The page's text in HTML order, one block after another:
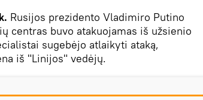
Rusijos prezidento Vladimiro Putino
centras buvo atakuojamas iš užsienio
sugebėjo atlaikyti ataką,
iš "Linijos" vedėjų.